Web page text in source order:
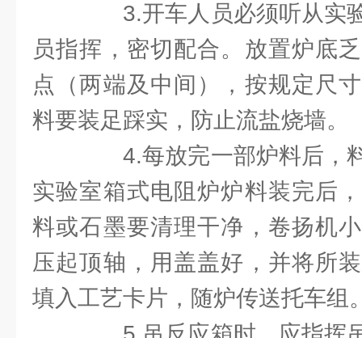
3.开车人员必须听从实
员指挥，密切配合。放置炉底
点（两端及中间），按规定尺
料要装足踩实，防止流盐烧墙。
4.每放完一部炉料后，
实验室箱式电阻炉炉料装完后
料或石墨要清理干净，卷扬机
压起顶轴，用盖盖好，并将所
填入工艺卡片，随炉传送托车组